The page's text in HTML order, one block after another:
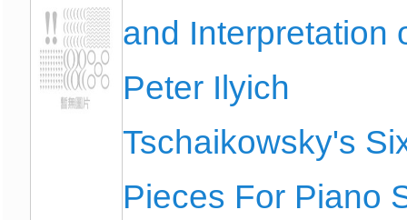
and Interpretation
Peter Ilyich
Tschaikowsky's
Pieces For Piano